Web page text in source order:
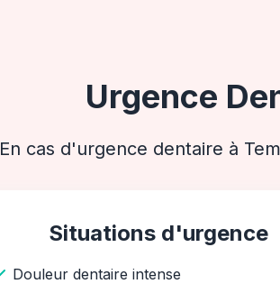
Urgence
En cas d'urgence dentaire à
Situations d'urgence
Douleur dentaire intense